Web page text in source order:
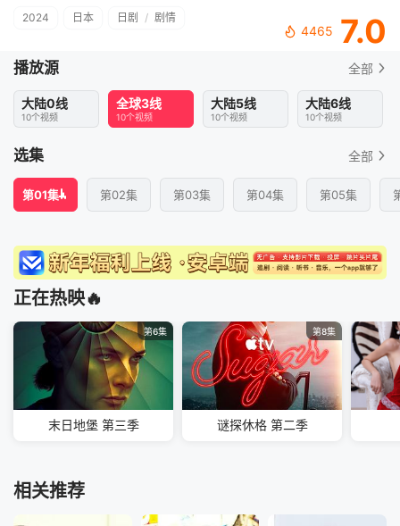
2024 日本 日剧 / 剧情
4465 7.0
播放源 全部
大陆0线
10个视频
全球3线
10个视频
大陆5线
10个视频
大陆6线
10个视频
选集 全部
第01集 第02集 第03集 第04集 第05集
正在热映🔥
第6集
末日地堡 第三季
第8集
谜探休格 第二季
相关推荐